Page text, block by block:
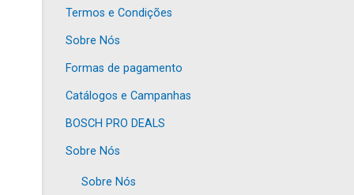
Termos e Condições
Sobre Nós
Formas de pagamento
Catálogos e Campanhas
BOSCH PRO DEALS
Sobre Nós
Sobre Nós